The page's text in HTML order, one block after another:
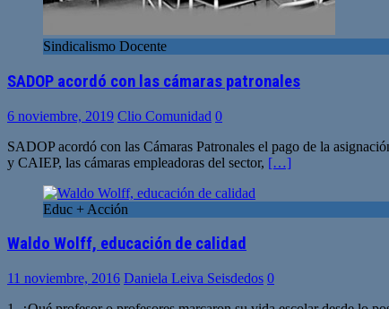
Sindicalismo Docente
SADOP acordó con las cámaras patronales
6 noviembre, 2019 Clio Comunidad 0
SADOP acordó con las Cámaras Patronales el pago de la
y CAIEP, las cámaras empleadoras del sector, […]
Educ + Acción
Waldo Wolff, educación de calidad
11 noviembre, 2016 Daniela Leiva Seisdedos 0